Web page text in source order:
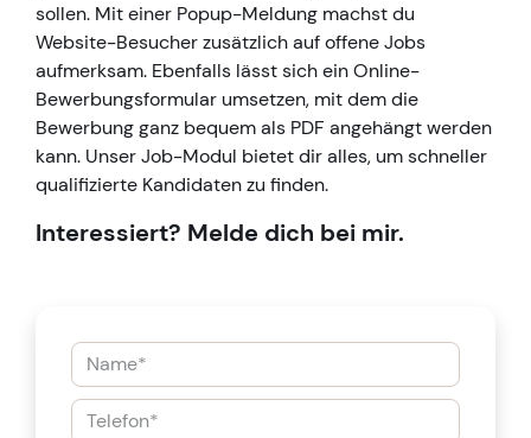
sollen. Mit einer Popup-Meldung machst du
Website-Besucher zusätzlich auf offene Jobs
aufmerksam. Ebenfalls lässt sich ein Online-
Bewerbungsformular umsetzen, mit dem die
Bewerbung ganz bequem als PDF angehängt werden
kann. Unser Job-Modul bietet dir alles, um schneller
qualifizierte Kandidaten zu finden.
Interessiert? Melde dich bei mir.